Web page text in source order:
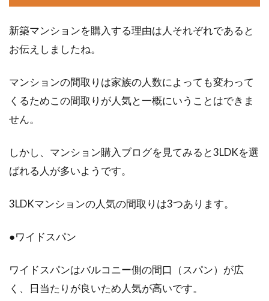
つけてしまっ...
アパートの騒音！苦情を手紙で伝え
る場合の利点やポイント！
ることが少なくはありませんが、一度他人の物
アパートで一人暮らしを始めるにあたって必要
になるのが電化製品です。比較的価格の高い電
化製品なの...
新築マンションを購入する理由は人それぞれであると
お伝えしましたね。
マンションの間取りは家族の人数によっても変わって
くるためこの間取りが人気と一概にいうことはできま
せん。
しかし、マンション購入ブログを見てみると3LDKを選
ばれる人が多いようです。
3LDKマンションの人気の間取りは3つあります。
●ワイドスパン
ワイドスパンはバルコニー側の間口（スパン）が広
く、日当たりが良いため人気が高いです。